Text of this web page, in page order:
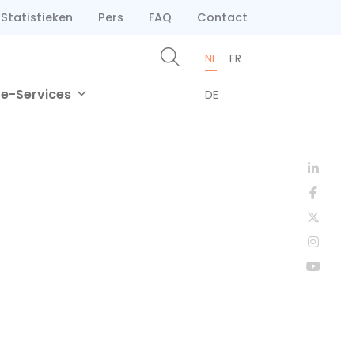
Statistieken Pers FAQ Contact
e-Services
NL FR
DE